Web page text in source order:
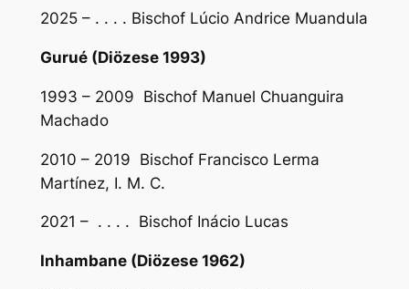
2025 – . . . . Bischof Lúcio Andrice Muandula
Gurué (Diözese 1993)
1993 – 2009 Bischof Manuel Chuanguira
Machado
2010 – 2019 Bischof Francisco Lerma
Martínez, I. M. C.
2021 – . . . . Bischof Inácio Lucas
Inhambane (Diözese 1962)